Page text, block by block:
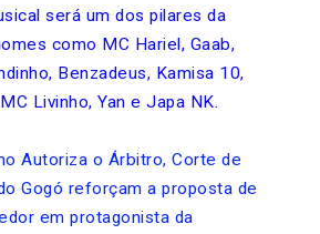
será um dos pilares da
como MC Hariel, Gaab,
Benzadeus, Kamisa 10,
Livinho, Yan e Japa NK.
Autoriza o Árbitro, Corte de
Gogó reforçam a proposta de
em protagonista da